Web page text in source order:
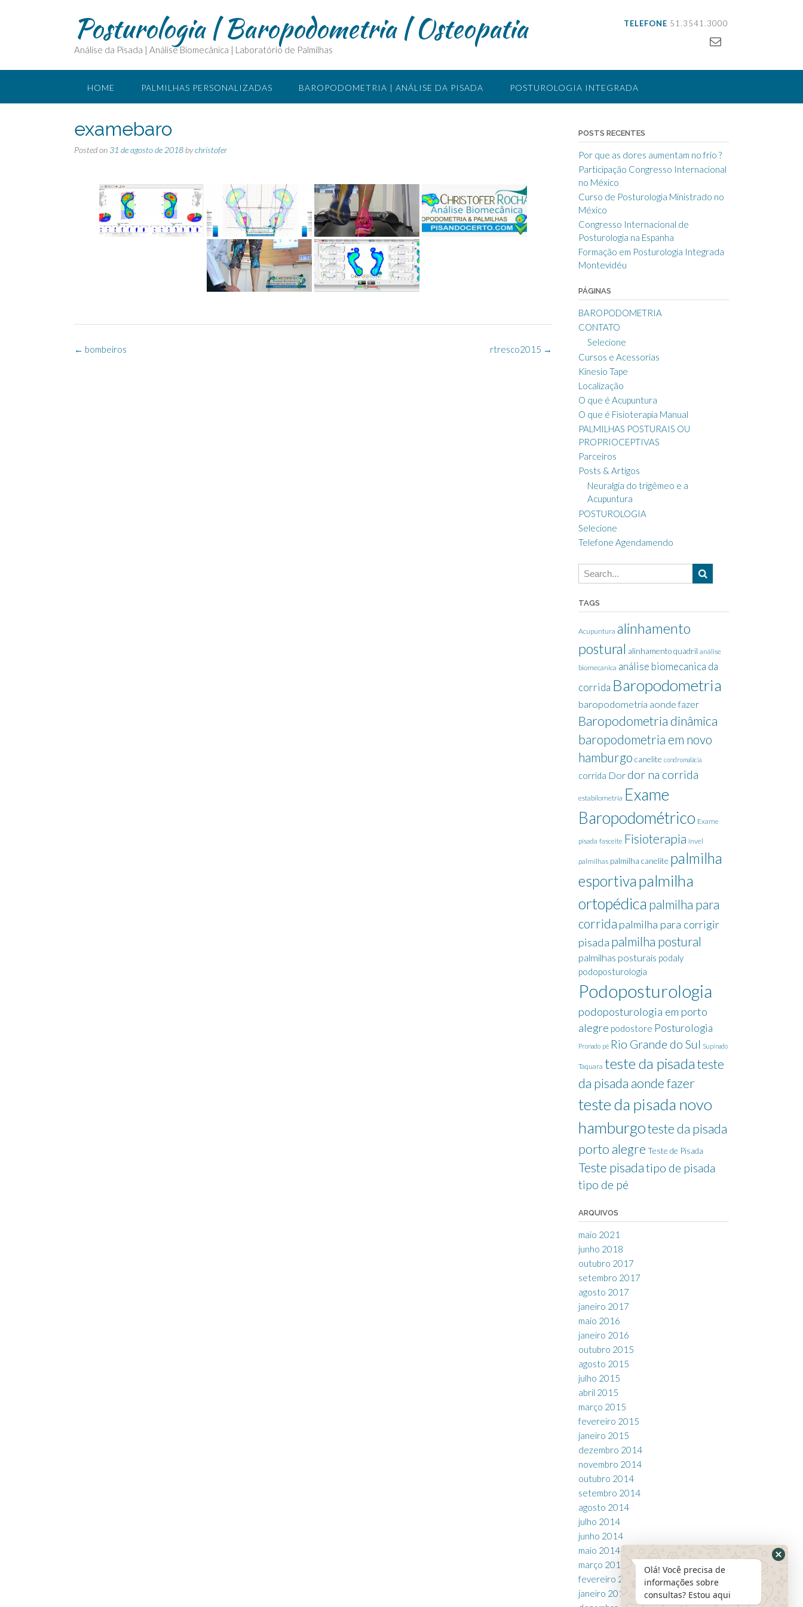
Posturologia | Baropodometria | Osteopatia
Análise da Pisada | Análise Biomecânica | Laboratório de Palmilhas
TELEFONE 51.3541.3000
HOME PALMILHAS PERSONALIZADAS BAROPODOMETRIA | ANÁLISE DA PISADA POSTUROLOGIA INTEGRADA
CURSOS E ASSESSORIA
PARCEIROS
examebaro
Posted on 31 de agosto de 2018 bychristofer
Post
rtresco2015 →
← bombeiros
POSTS RECENTES
Por que as dores aumentam no frio ?
Participação Congresso Internacional
no México
Curso de Posturologia Ministrado no
México
Congresso Internacional de
Posturologia na Espanha
Formação em Posturologia Integrada
Montevidéu
PÁGINAS
BAROPODOMETRIA
CONTATO
Selecione
Cursos e Acessorias
Kinesio Tape
Localização
O que é Acupuntura
O que é Fisioterapia Manual
PALMILHAS POSTURAIS OU
PROPRIOCEPTIVAS
Parceiros
Posts & Artigos
Neuralgia do trigêmeo e a
Acupuntura
POSTUROLOGIA
Selecione
Telefone Agendamendo
TAGS
Acupuntura alinhamento
postural alinhamento quadril análise
biomecanica análise biomecanica da
corrida Baropodometria
baropodometria aonde fazer
Baropodometria dinâmica
baropodometria em novo
hamburgo canelite condromalácia
corrida Dor dor na corrida
estabilometria Exame
Baropodométrico Exame
pisada fasceite Fisioterapia invel
palmilhas palmilha canelite palmilha
esportiva palmilha
ortopédica palmilha para
corrida palmilha para corrigir
pisada palmilha postural
palmilhas posturais podaly
podoposturologia
Podoposturologia
podoposturologia em porto
alegre podostore Posturologia
Pronado pé Rio Grande do Sul Supinado
Taquara teste da pisadateste
da pisada aonde fazer
teste da pisada novo
hamburgoteste da pisada
porto alegre Teste de Pisada
Teste pisadatipo de pisada
tipo de pé
ARQUIVOS
maio 2021
junho 2018
outubro 2017
setembro 2017
agosto 2017
janeiro 2017
maio 2016
janeiro 2016
outubro 2015
agosto 2015
julho 2015
abril 2015
março 2015
fevereiro 2015
janeiro 2015
dezembro 2014
novembro 2014
outubro 2014
setembro 2014
agosto 2014
julho 2014
junho 2014
maio 2014
março 2014
fevereiro 2014
janeiro 2014
Olá! Você precisa de
informações sobre
consultas? Estou aqui